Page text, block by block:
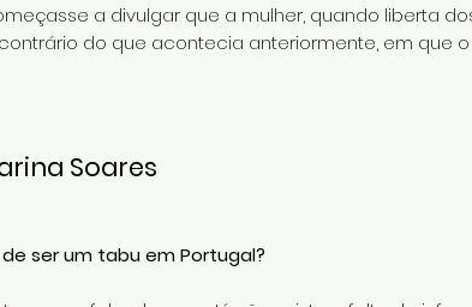
a divulgar que a mulher, quando liberta
do que acontecia anteriormente, em que
Soares
ser um tabu em Portugal?